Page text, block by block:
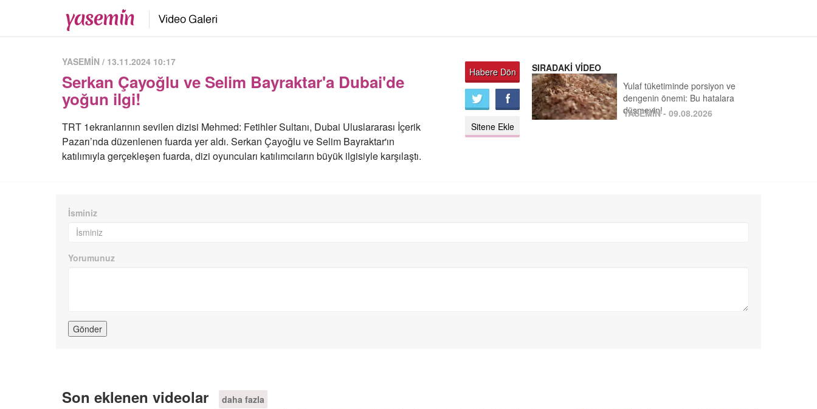
YASEMİN / 13.11.2024 10:17
Serkan Çayoğlu ve Selim Bayraktar'a Dubai'de
yoğun ilgi!
TRT 1ekranlarının sevilen dizisi Mehmed: Fetihler Sultanı, Dubai Uluslararası İçerik
Pazarı’nda düzenlenen fuarda yer aldı. Serkan Çayoğlu ve Selim Bayraktar'ın
katılımıyla gerçekleşen fuarda, dizi oyuncuları katılımcıların büyük ilgisiyle karşılaştı.
Habere Dön
Sitene Ekle
SIRADAKİ VİDEO
Yulaf tüketiminde porsiyon ve
dengenin önemi: Bu hatalara
düşmeyin!
YASEMİN - 09.08.2026
İsminiz
Yorumunuz
Son eklenen videolar daha fazla